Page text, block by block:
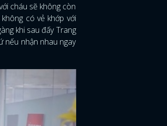
cháu sẽ không còn
có vẻ khớp với
khi sau đấy Trang
nếu nhận nhau ngay